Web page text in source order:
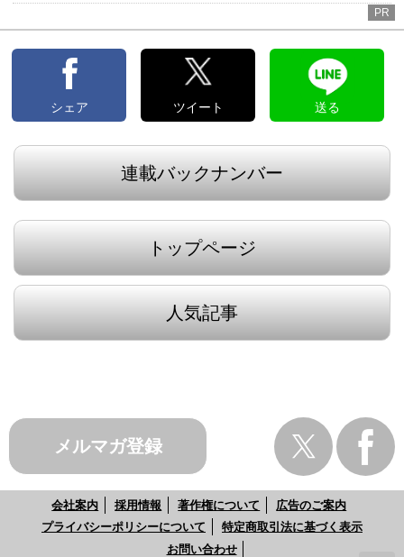
PR
シェア ツイート 送る
連載バックナンバー
トップページ
人気記事
メルマガ登録
会社案内 採用情報 著作権について
広告のご案内
プライバシーポリシーについて
特定商取引法に基づく表示
お問い合わせ